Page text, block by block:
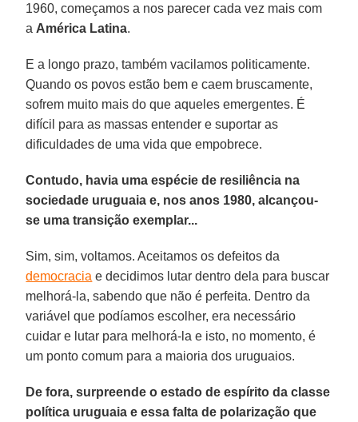
1960, começamos a nos parecer cada vez mais com
a América Latina.
E a longo prazo, também vacilamos politicamente.
Quando os povos estão bem e caem bruscamente,
sofrem muito mais do que aqueles emergentes. É
difícil para as massas entender e suportar as
dificuldades de uma vida que empobrece.
Contudo, havia uma espécie de resiliência na
sociedade uruguaia e, nos anos 1980, alcançou-
se uma transição exemplar...
Sim, sim, voltamos. Aceitamos os defeitos da
democracia e decidimos lutar dentro dela para buscar
melhorá-la, sabendo que não é perfeita. Dentro da
variável que podíamos escolher, era necessário
cuidar e lutar para melhorá-la e isto, no momento, é
um ponto comum para a maioria dos uruguaios.
De fora, surpreende o estado de espírito da classe
política uruguaia e essa falta de polarização que